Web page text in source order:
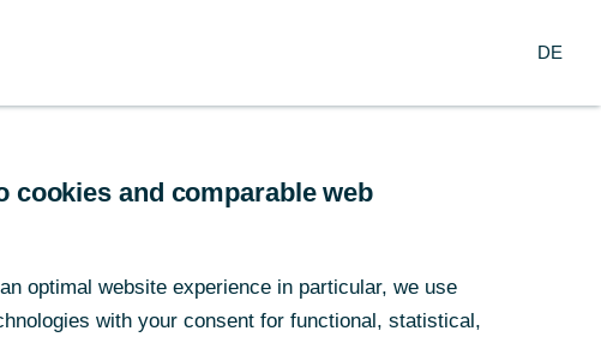
Research Service
DE
cookies and comparable web
optimal website experience in particular, we use
with your consent for functional, statistical,